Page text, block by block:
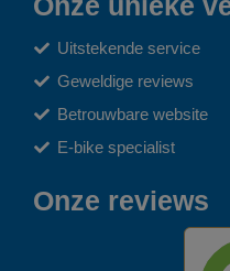
Uitstekende service
Geweldige reviews
Betrouwbare website
E-bike specialist
Onze reviews